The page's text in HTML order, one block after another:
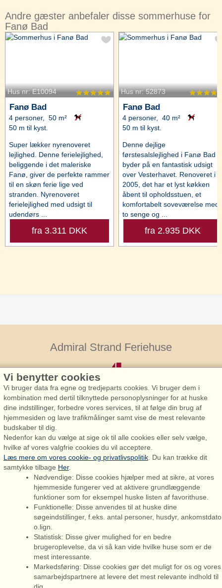
Andre gæster anbefaler disse sommerhuse for
Fanø Bad
Hus nr: E10094
Fanø Bad
4 personer, 50 m²
50 m til kyst.
Super lækker nyrenoveret
lejlighed. Denne ferielejlighed,
beliggende i det maleriske
Fanø, giver de perfekte rammer
til en skøn ferie lige ved
stranden. Nyrenoveret
ferielejlighed med udsigt til
udendørs ...
fra 3.311 DKK
Hus nr: 52873
Fanø Bad
4 personer, 40 m²
50 m til kyst.
Denne dejlige
førstesalslejlighed i Fanø Bad
byder på en fantastisk udsigt
over Vesterhavet. Renoveret i
2005, det har et lyst køkken
åbent til opholdsstuen, et
komfortabelt soveværelse med
to senge og ...
fra 2.935 DKK
Admiral Strand Feriehuse
Houstrupvej 170, Lønne
6830 Nørre Nebel
+45 70 60 87 78
Admiral Strand Feriehuse ApS | CVR 27 23 39 10 |
Du er her: Fanø Bad, Fanø, Sommerhus 39740, 4 personer, Gratis
Vi benytter cookies
Vi bruger data fra egne og tredjeparts cookies. Vi bruger dem i
kombination med dertil tilknyttede personoplysninger for at huske
dine indstillinger, forbedre vores services, til at følge din brug af
hjemmesiden og lave trafikmålinger samt vise de mest relevante
budskaber til dig.
Nedenfor kan du vælge at sige ok til alle cookies eller selv vælge,
hvilke af vores valgfrie cookies du vil acceptere.
Læs mere om vores cookie- og privatlivspolitik . Du kan trække dit
samtykke tilbage Her.
Nødvendige: Disse cookies hjælper med at sikre, at vores
hjemmeside fungerer ved at aktivere grundlæggende
funktioner som for eksempel huske listen af favorithuse.
Funktionelle: Disse anvendes til at huske dine
søgeindstillinger, f.eks. antal personer, husdyr, ankomstdato
o.lign.
Statistisk: Disse giver mulighed for en bedre
brugeroplevelse, da vi så kan vide hvilke huse som er de
mest interessante.
Markedsføring: Disse cookies gør det muligt for os og vores
samarbejdspartnere at levere det mest relevante indhold til